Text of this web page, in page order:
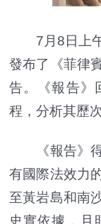
7月8日上午
發布了《菲律
告。《報告》
程，分析其歷
《報告》得
有國際法效力
至黃岩島和南
史實依據，且